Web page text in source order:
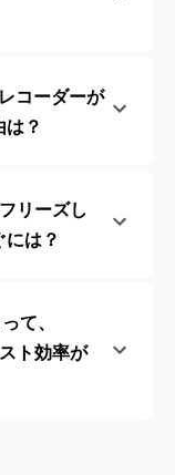
コーダーが
？
リーズし
は？
て、
ト効率が